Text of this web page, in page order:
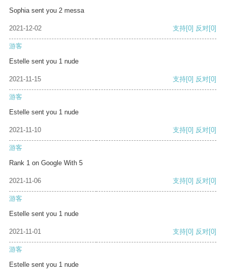
Sophia sent you 2 messa
2021-12-02 支持[0] 反对[0]
游客
Estelle sent you 1 nude
2021-11-15 支持[0] 反对[0]
游客
Estelle sent you 1 nude
2021-11-10 支持[0] 反对[0]
游客
Rank 1 on Google With 5
2021-11-06 支持[0] 反对[0]
游客
Estelle sent you 1 nude
2021-11-01 支持[0] 反对[0]
游客
Estelle sent you 1 nude